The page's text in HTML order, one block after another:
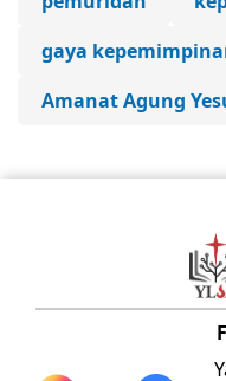
gaya
Amanat Agung